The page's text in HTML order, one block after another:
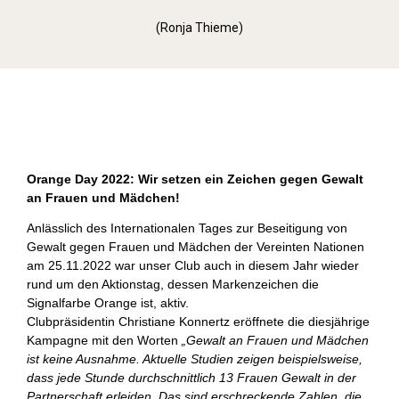
(Ronja Thieme)
Orange Day 2022: Wir setzen ein Zeichen gegen Gewalt
an Frauen und Mädchen!
Anlässlich des Internationalen Tages zur Beseitigung von
Gewalt gegen Frauen und Mädchen der Vereinten Nationen
am 25.11.2022 war unser Club auch in diesem Jahr wieder
rund um den Aktionstag, dessen Markenzeichen die
Signalfarbe Orange ist, aktiv.
Clubpräsidentin Christiane Konnertz eröffnete die diesjährige
Kampagne mit den Worten „Gewalt an Frauen und Mädchen
ist keine Ausnahme. Aktuelle Studien zeigen beispielsweise,
dass jede Stunde durchschnittlich 13 Frauen Gewalt in der